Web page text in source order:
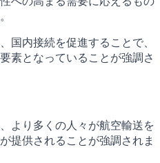
国内接続を促進することで、
素となっていることが強調さ
より多くの人々が航空輸送を
提供されることが強調されま